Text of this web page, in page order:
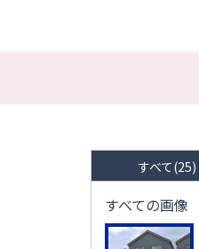
すべて(25)
すべての画像